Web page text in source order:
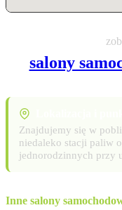
salony
Znajdujemy się w
niedaleko stacji paliw
jednorodzinnych przy
Inne salony